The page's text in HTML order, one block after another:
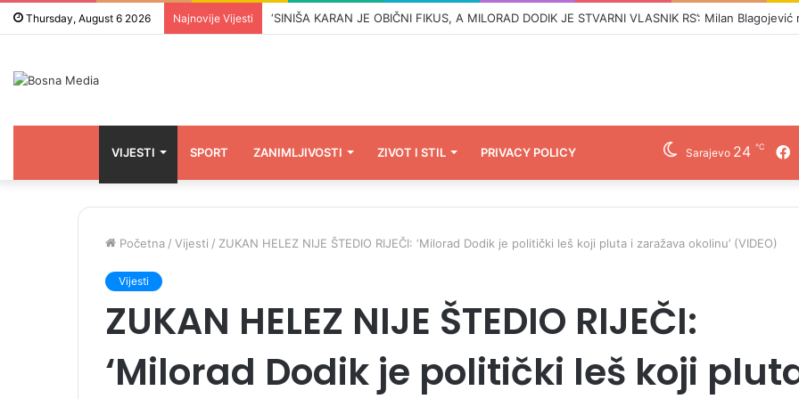
Thursday, August 6 2026 Najnovije Vijesti
VIJESTI SPORT ZANIMLJIVOSTI ZIVOT I STIL PRIVACY POLICY Sarajevo 24 ℃
Početna / Vijesti / ZUKAN HELEZ NIJE ŠTEDIO RIJEČI: ‘Milorad Dodik je politički leš koji pluta i zaražava okolinu’ (VIDEO)
Vijesti
ZUKAN HELEZ NIJE ŠTEDIO RIJEČI:
‘Milorad Dodik je politički leš koji